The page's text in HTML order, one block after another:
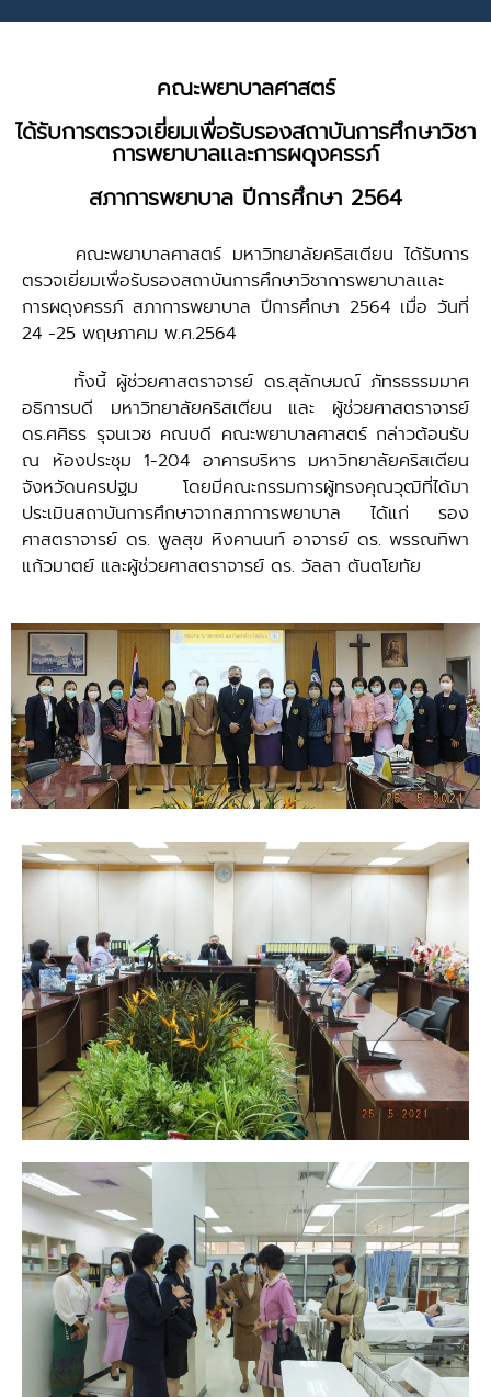
คณะพยาบาลศาสตร์
ได้รับการตรวจเยี่ยมเพื่อรับรองสถาบันการศึกษาวิชา
การพยาบาลเเละการผดุงครรภ์
สภาการพยาบาล ปีการศึกษา 2564
คณะพยาบาลศาสตร์ มหาวิทยาลัยคริสเตียน ได้รับการ
ตรวจเยี่ยมเพื่อรับรองสถาบันการศึกษาวิชาการพยาบาลเเละ
การผดุงครรภ์ สภาการพยาบาล ปีการศึกษา 2564 เมื่อ วันที่
24 -25 พฤษภาคม พ.ศ.2564
ทั้งนี้ ผู้ช่วยศาสตราจารย์ ดร.สุลักษมณ์ ภัทรธรรมมาศ
อธิการบดี มหาวิทยาลัยคริสเตียน และ ผู้ช่วยศาสตราจารย์
ดร.ศศิธร รุจนเวช คณบดี คณะพยาบาลศาสตร์ กล่าวต้อนรับ
ณ ห้องประชุม 1-204 อาคารบริหาร มหาวิทยาลัยคริสเตียน
จังหวัดนครปฐม โดยมีคณะกรรมการผู้ทรงคุณวุฒิที่ได้มา
ประเมินสถาบันการศึกษาจากสภาการพยาบาล ได้แก่ รอง
ศาสตราจารย์ ดร. พูลสุข หิงคานนท์ อาจารย์ ดร. พรรณทิพา
แก้วมาตย์ และผู้ช่วยศาสตราจารย์ ดร. วัลลา ตันตโยทัย